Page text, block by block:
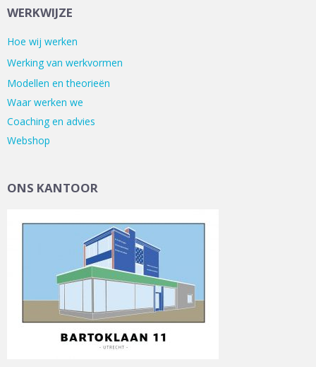
WERKWIJZE
Hoe wij werken
Werking van werkvormen
Modellen en theorieën
Waar werken we
Coaching en advies
Webshop
ONS KANTOOR